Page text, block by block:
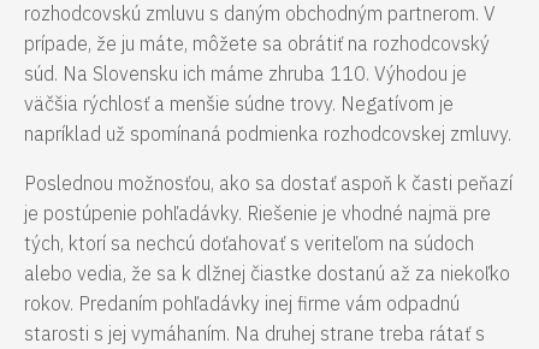
rozhodcovskú zmluvu s daným obchodným partnerom. V
prípade, že ju máte, môžete sa obrátiť na rozhodcovský
súd. Na Slovensku ich máme zhruba 110. Výhodou je
väčšia rýchlosť a menšie súdne trovy. Negatívom je
napríklad už spomínaná podmienka rozhodcovskej zmluvy.
Poslednou možnosťou, ako sa dostať aspoň k časti peňazí
je postúpenie pohľadávky. Riešenie je vhodné najmä pre
tých, ktorí sa nechcú doťahovať s veriteľom na súdoch
alebo vedia, že sa k dlžnej čiastke dostanú až za niekoľko
rokov. Predaním pohľadávky inej firme vám odpadnú
starosti s jej vymáhaním. Na druhej strane treba rátať s